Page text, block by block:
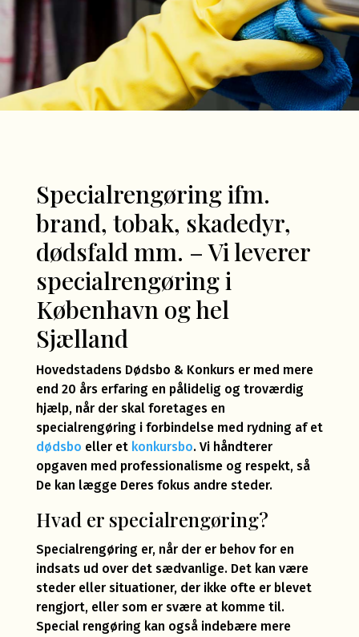
Specialrengøring ifm.
brand, tobak, skadedyr,
dødsfald mm. – Vi leverer
specialrengøring i
København og hel
Sjælland
Hovedstadens Dødsbo & Konkurs er med mere
end 20 års erfaring en pålidelig og troværdig
hjælp, når der skal foretages en
specialrengøring i forbindelse med rydning af et
dødsbo eller et konkursbo. Vi håndterer
opgaven med professionalisme og respekt, så
De kan lægge Deres fokus andre steder.
Hvad er specialrengøring?
Specialrengøring er, når der er behov for en
indsats ud over det sædvanlige. Det kan være
steder eller situationer, der ikke ofte er blevet
rengjort, eller som er svære at komme til.
Special rengøring kan også indebære mere